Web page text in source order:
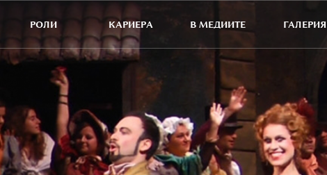
РОЛИ КАРИЕРА В МЕДИИТЕ ГАЛЕРИЯ